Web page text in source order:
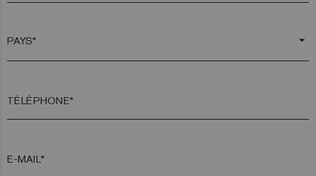
arrow_drop_down
TÉLÉPHONE*
E-MAIL*